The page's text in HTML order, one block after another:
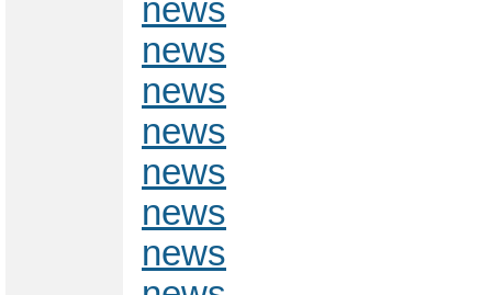
news
news
news
news
news
news
news